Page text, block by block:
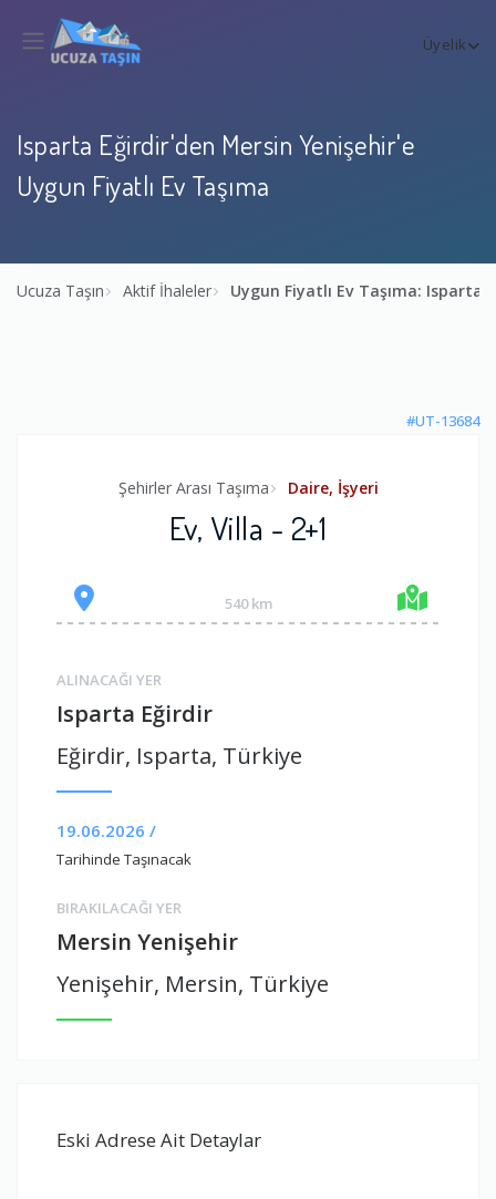
Üyelik
Isparta Eğirdir'den Mersin Yenişehir'e
Uygun Fiyatlı Ev Taşıma
Ucuza Taşın Aktif İhaleler Uygun Fiyatlı Ev Taşıma: Isparta
#UT-13684
Şehirler Arası Taşıma Daire, İşyeri
Ev, Villa - 2+1
540 km
ALINACAĞI YER
Isparta Eğirdir
Eğirdir, Isparta, Türkiye
19.06.2026 /
Tarihinde Taşınacak
BIRAKILACAĞI YER
Mersin Yenişehir
Yenişehir, Mersin, Türkiye
Eski Adrese Ait Detaylar